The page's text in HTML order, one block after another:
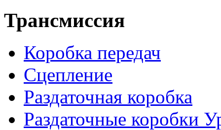
Трансмиссия
Коробка передач
Сцепление
Раздаточная коробка
Раздаточные коробки